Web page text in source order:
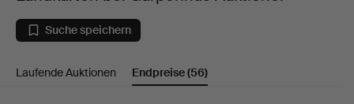
bei
Garpenhus
Auktioner
Suche speichern
Laufende Auktionen Endpreise(56)